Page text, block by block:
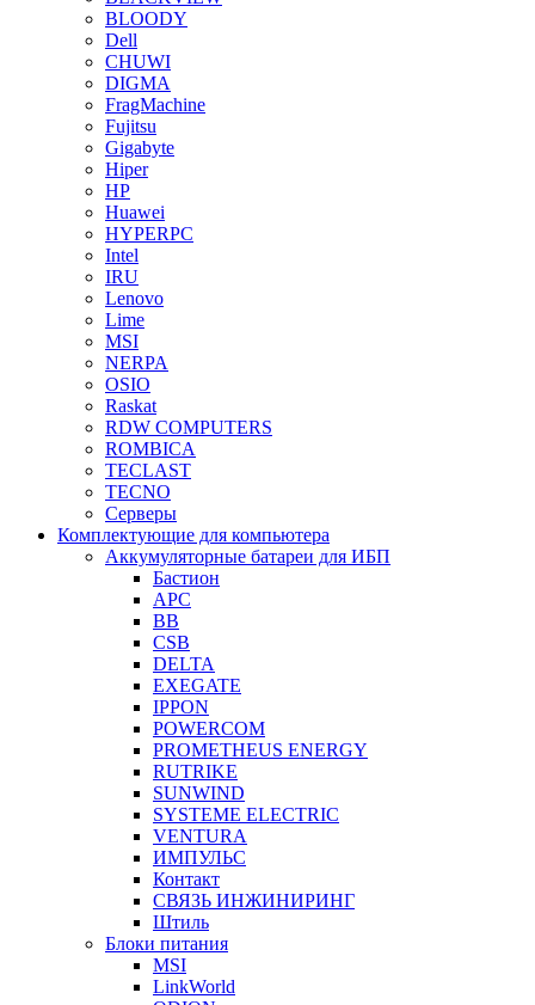
BLOODY
Dell
CHUWI
DIGMA
FragMachine
Fujitsu
Gigabyte
Hiper
HP
Huawei
HYPERPC
Intel
IRU
Lenovo
Lime
MSI
NERPA
OSIO
Raskat
RDW COMPUTERS
ROMBICA
TECLAST
TECNO
Серверы
Комплектующие для компьютера
Аккумуляторные батареи для ИБП
Бастион
APC
BB
CSB
DELTA
EXEGATE
IPPON
POWERCOM
PROMETHEUS ENERGY
RUTRIKE
SUNWIND
SYSTEME ELECTRIC
VENTURA
ИМПУЛЬС
Контакт
СВЯЗЬ ИНЖИНИРИНГ
Штиль
Блоки питания
MSI
LinkWorld